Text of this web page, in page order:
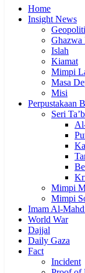
Home
Insight News
Ghazwa
Islah
Kiamat
Mimpi
Masa
Misi
Perpustakaan
Seri
Mimpi
Mimpi
Imam Al-
World War
Dajjal
Daily Gaza
Fact
Incident